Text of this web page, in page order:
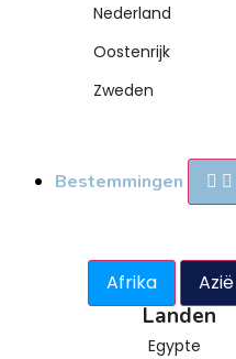
Nederland
Oostenrijk
Zweden
Bestemmingen
Afrika Azië
Landen
Egypte